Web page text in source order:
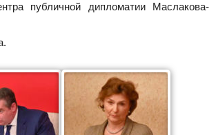
публичной дипломатии Маслакова-